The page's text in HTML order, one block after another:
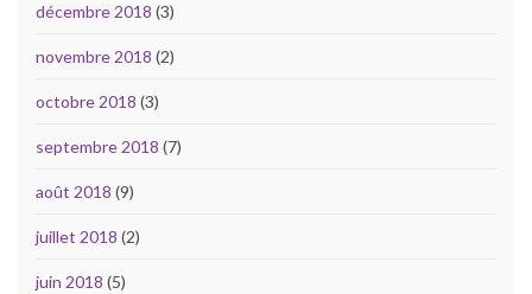
décembre 2018 (3)
novembre 2018 (2)
octobre 2018 (3)
septembre 2018 (7)
août 2018 (9)
juillet 2018 (2)
juin 2018 (5)